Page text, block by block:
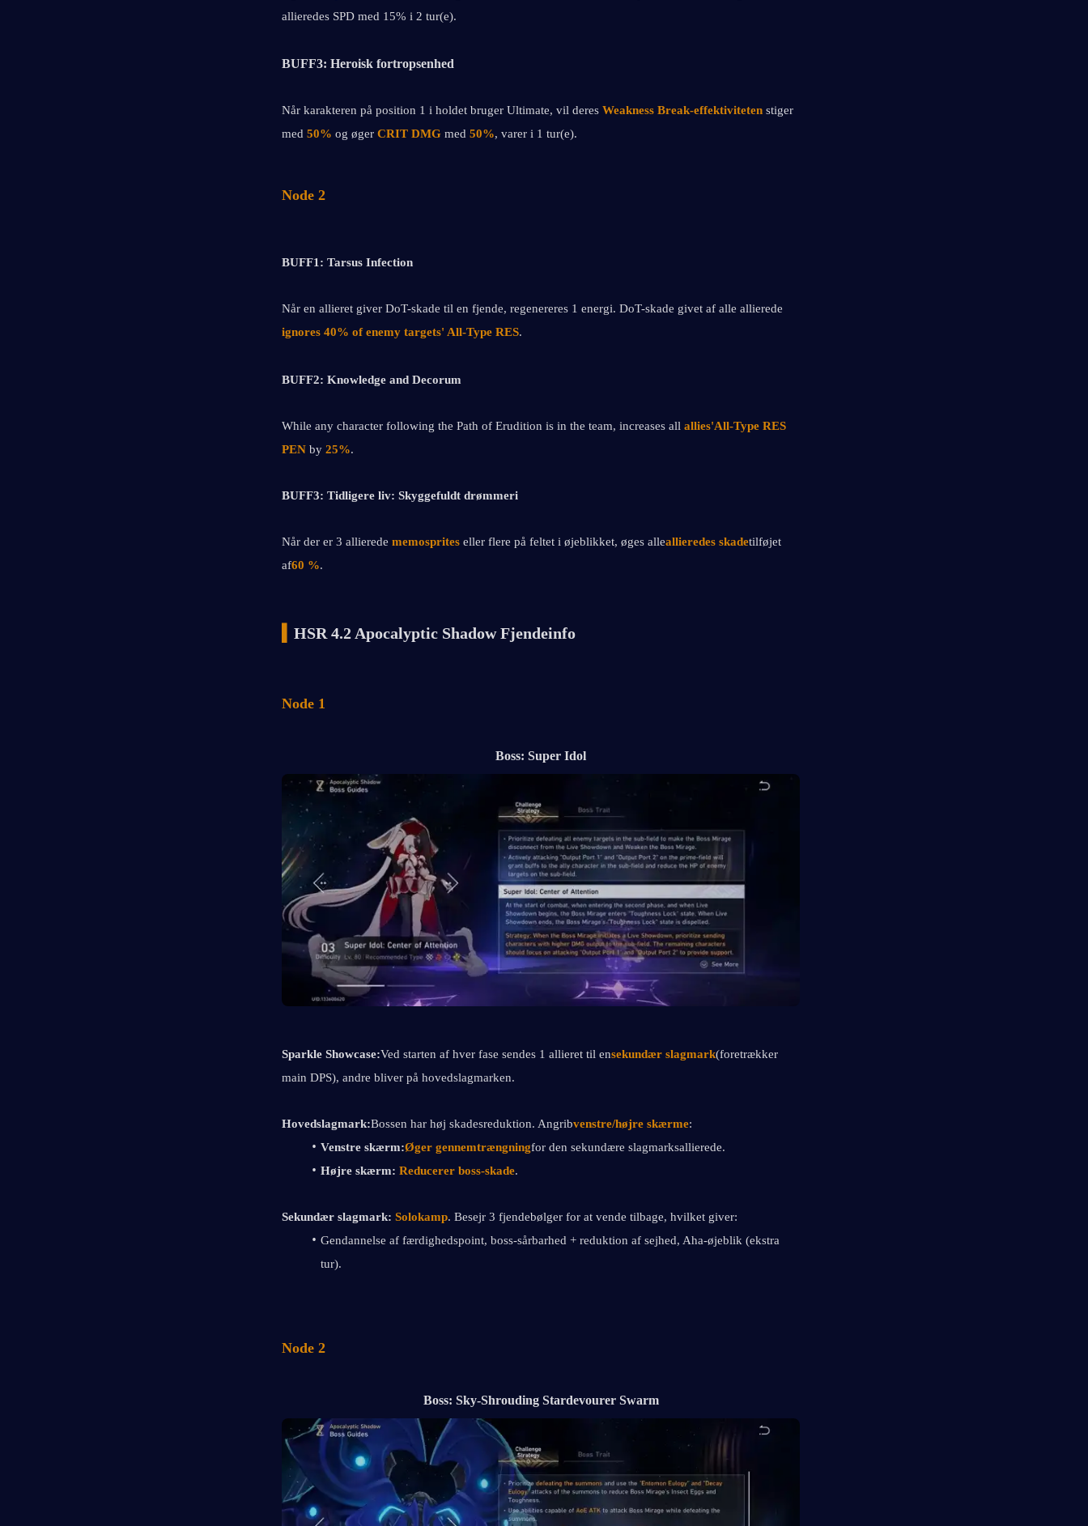
allieredes SPD med 15% i 2 tur(e).
BUFF3: Heroisk fortropsenhed
Når karakteren på position 1 i holdet bruger Ultimate, vil deres Weakness Break-effektiviteten stiger
med 50% og øger CRIT DMG med 50%, varer i 1 tur(e).
Node 2
BUFF1: Tarsus Infection
Når en allieret giver DoT-skade til en fjende, regenereres 1 energi. DoT-skade givet af alle allierede
ignores 40% of enemy targets' All-Type RES.
BUFF2: Knowledge and Decorum
While any character following the Path of Erudition is in the team, increases all allies'All-Type RES
PEN by 25%.
BUFF3: Tidligere liv: Skyggefuldt drømmeri
Når der er 3 allierede memosprites eller flere på feltet i øjeblikket, øges alleallieredes skadetilføjet
af60 %.
HSR 4.2 Apocalyptic Shadow Fjendeinfo
Node 1
Boss: Super Idol
Sparkle Showcase:Ved starten af hver fase sendes 1 allieret til ensekundær slagmark(foretrækker
main DPS), andre bliver på hovedslagmarken.
Hovedslagmark:Bossen har høj skadesreduktion. Angribvenstre/højre skærme:
Venstre skærm:Øger gennemtrængningfor den sekundære slagmarksallierede.
Højre skærm: Reducerer boss-skade.
Sekundær slagmark: Solokamp. Besejr 3 fjendebølger for at vende tilbage, hvilket giver:
Gendannelse af færdighedspoint, boss-sårbarhed + reduktion af sejhed, Aha-øjeblik (ekstra
tur).
Node 2
Boss: Sky-Shrouding Stardevourer Swarm